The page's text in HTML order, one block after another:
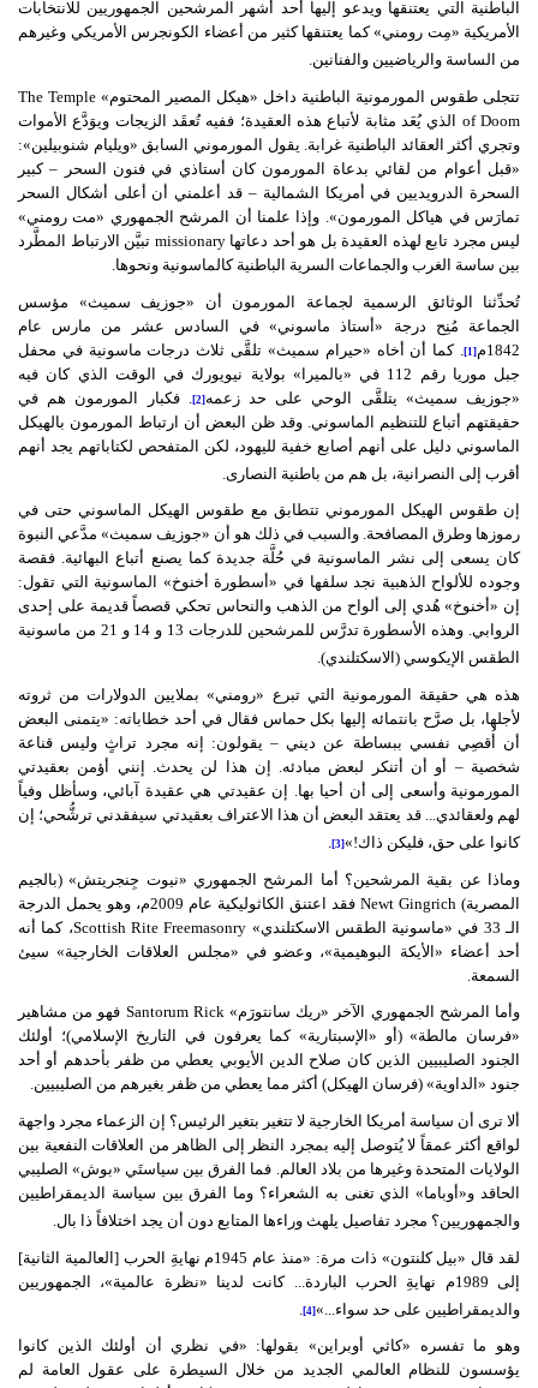
الباطنية التي يعتنقها ويدعو إليها أحد أشهر المرشحين الجمهوريين للانتخابات
الأمريكية «مِت رومني»كما يعتنقها كثير من أعضاء الكونجرس الأمريكي وغيرهم
من الساسة والرياضيين والفنانين.
تتجلى طقوس المورمونية الباطنية داخل «هيكل المصير المحتوم»
The Temple
of Doom الذي يُعَد مثابة لأتباع هذه العقيدة؛ ففيه تُعقَد الزيجات ويوَدَّع الأموات
وتجري أكثر العقائد الباطنية غرابة يقول المورموني السابق «ويليام شنوبيلين»:
«قبل أعوام من لقائي بدعاة المورمون كان أستاذي في فنون السحر –كبير
السحرة الدرويديين في أمريكا الشمالية – قد أعلمني أن أعلى أشكال السحر
تمارَس في هياكل المورمون». وإذا علمنا أن المرشح الجمهوري «مت رومني»
ليس مجرد تابع لهذه العقيدة بل هو أحد دعاتها missionary تبيَّن الارتباط المطَّرد
بين ساسة الغرب والجماعات السرية الباطنية كالماسونية ونحوها
تُحدِّثنا الوثائق الرسمية لجماعة المورمون أن «جوزيف سميث» مؤسس
الجماعة مُنِح درجة «أستاذ ماسوني» في السادس عشر من مارس عام
1842م [1]
.كما أن أخاه «حيرام سميث» تلقَّى ثلاث درجات ماسونية في محفل
جبل موريا رقم
في «بالميرا» بولاية نيويورك في الوقت الذي كان فيه
«جوزيف سميث» يتلقَّى الوحي على حد زعمه[2]
.فكبار المورمون هم في
حقيقتهم أتباع للتنظيم الماسوني وقد ظن البعض أن ارتباط المورمون بالهيكل
الماسوني دليل على أنهم أصابع خفية لليهود، لكن المتفحص لكتاباتهم يجد أنهم
أقرب إلى النصرانية، بل هم من باطنية النصارى
إن طقوس الهيكل المورموني تتطابق مع طقوس الهيكل الماسوني حتى في
رموزها وطرق المصافحة. والسبب في ذلك هو أن «جوزيف سميث» مدَّعي النبوة
كان يسعى إلى نشر الماسونية في حُلَّة جديدة كما يصنع أتباع البهائية. فقصة
وجوده للألواح الذهبية نجد سلفها في«أسطورة أخنوخ» الماسونية التي تقول:
إن «أخنوخ» هُدي إلى ألواح من الذهب والنحاس تحكي قصصاً قديمة على إحدى
الروابي. وهذه الأسطورة تدرَّس للمرشحين للدرجات و و
من ماسونية
الطقس الإيكوسي (الاسكتلندي).
هذه هي حقيقة المورمونية التي تبرع «رومني» بملايين الدولارات من ثروته
لأجلها، بل صرَّح بانتمائه إليها بكل حماس فقال في أحد خطاباته: «يتمنى البعض
أن أُقصِي نفسي ببساطة عن ديني – يقولون: إنه مجرد تراثٍ وليس قناعة
شخصية – أو أن أتنكر لبعض مبادئه إن هذا لن يحدث
إنني أؤمن بعقيدتي
المورمونية وأسعى إلى أن أحيا بها
إن عقيدتي هي عقيدة آبائي، وسأظل وفياً
لهم ولعقائدي ...قد يعتقد البعض أن هذا الاعتراف بعقيدتي سيفقدني ترشُّحي؛ إن
كانوا على حق، فليكن ذاك!»
[3]
وماذا عن بقية المرشحين؟ أما المرشح الجمهوري «نيوت جِنجريتش» (بالجيم
المصرية)
Newt Gingrich فقد اعتنق الكاثوليكية عام
م، وهو يحمل الدرجة
الـ33 في «ماسونية الطقس الاسكتلندي»
Scottish Rite Freemasonry، كما أنه
أحد أعضاء «الأيكة البوهيمية»، وعضو في «مجلس العلاقات الخارجية» سيئ
السمعة
وأما المرشح الجمهوري الآخر «ريك سانتورَم»
Rick
Santorum فهو من مشاهير
«فرسان مالطة» (أو «الإسبتارية»كما يعرفون في التاريخ الإسلامي)؛ أولئك
الجنود الصليبيين الذين كان صلاح الدين الأيوبي يعطي من ظفر بأحدهم أو أحد
جنود «الداوية» (فرسان الهيكل) أكثر مما يعطي من ظفر بغيرهم من الصليبيين.
ألا ترى أن سياسة أمريكا الخارجية لا تتغير بتغير الرئيس؟ إن الزعماء مجرد واجهة
لواقع أكثر عمقاً لا يُتوصل إليه بمجرد النظر إلى الظاهر من العلاقات النفعية بين
الولايات المتحدة وغيرها من بلاد العالم فما الفرق بين سياستَي «بوش» الصليبي
الحاقد و«أوباما» الذي تغنى به الشعراء؟ وما الفرق بين سياسة الديمقراطيين
والجمهوريين؟ مجرد تفاصيل يلهث وراءها المتابع دون أن يجد اختلافاً ذا بال
لقد قال «بيل كلنتون» ذات مرة: «منذ عام م نهايةِ الحرب [العالمية الثانية]
إلى
م نهايةِ الحرب الباردة ...كانت لدينا «نظرة عالمية»، الجمهوريين
والديمقراطيين على حد سواء ...»
[4]
وهو ما تفسره «كاثي أوبراين» بقولها: «في نظري أن أولئك الذين كانوا
يؤسسون للنظام العالمي الجديد من خلال السيطرة على عقول العامة لم